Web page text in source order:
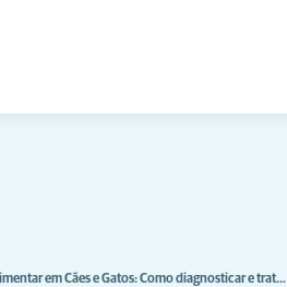
em Cães e Gatos: Como diagnosticar e trat…